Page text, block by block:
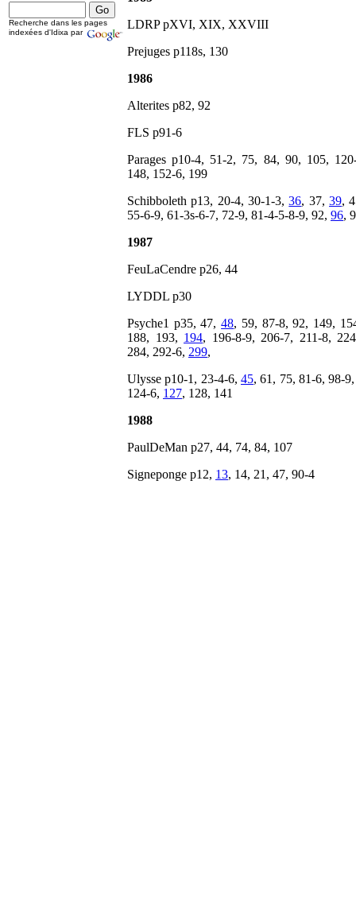
LDRP pXVI, XIX, XXVIII
Prejuges p118s, 130
1986
Alterites p82, 92
FLS p91-6
Parages p10-4, 51-2, 75, 84, 90, 105,
148, 152-6, 199
Schibboleth p13, 20-4, 30-1-3,36, 37,39,
55-6-9, 61-3s-6-7, 72-9, 81-4-5-8-9, 92, 96,
1987
FeuLaCendre p26, 44
LYDDL p30
Psyche1 p35, 47,48, 59, 87-8, 92, 149,
188, 193, 194, 196-8-9, 206-7, 211-8,
284, 292-6, 299,
Ulysse p10-1, 23-4-6, 45, 61, 75, 81-6, 98-
124-6, 127, 128, 141
1988
PaulDeMan p27, 44, 74, 84, 107
Signeponge p12, 13, 14, 21, 47, 90-4
Recherche dans les pages
indexées d'Idixa par